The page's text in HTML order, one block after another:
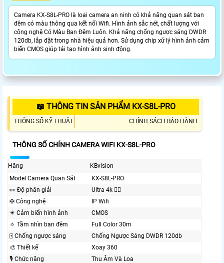
Camera KX-S8L-PRO là loại camera an ninh có khả năng quan sát ban
đêm có màu thông qua kết nối Wifi. Hình ảnh sắc nét, chất lượng với
công nghệ Có Màu Ban Ðêm Luôn. Khả năng chống ngược sáng DWDR
120db, lắp đặt trong nhà hiệu quả hơn. Sử dụng chip xử lý hình ảnh cảm
biến CMOS giúp tái tạo hình ảnh sinh động.
📖 THÔNG TIN SẢN PHẨM KX-S8L-PRO
THÔNG SỐ KỸ THUẬT CHÍNH SÁCH BẢO HÀNH
THÔNG SỐ CHÍNH CAMERA WIFI KX-S8L-PRO
Hãng
KBvision
Model Camera Quan Sát
KX-S8L-PRO
️👀 Độ phân giải
Ultra 4k 👍🏾
✠ Công nghệ
IP Wifi
✴️ Cảm biến hình ảnh
CMOS
🔅 Tầm nhìn ban đêm
Full Color 30m
🀄 Chống ngược sáng
Chống Ngược Sáng DWDR 120db
🎨 Thiết kế
Xoay 360
🎙 Chức năng
Thu Âm Và Loa